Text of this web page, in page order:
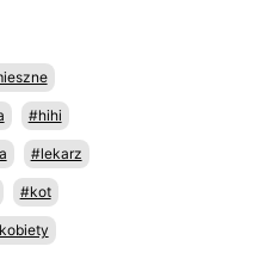
#hihi
#lekarz
#kot